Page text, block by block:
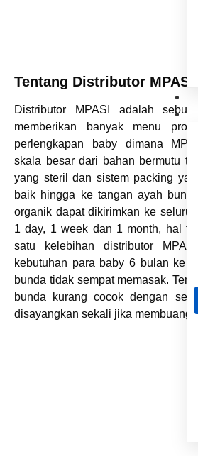
Tentang Distributor MPASI
Distributor MPASI adalah
memberikan banyak menu
perlengkapan baby dimana
skala besar dari bahan bermutu
yang steril dan sistem packing
baik hingga ke tangan ayah
organik dapat dikirimkan ke
1 day, 1 week dan 1 month, hal
satu kelebihan distributor
kebutuhan para baby 6 bulan ke
bunda tidak sempat memasak.
bunda kurang cocok dengan
disayangkan sekali jika membuang